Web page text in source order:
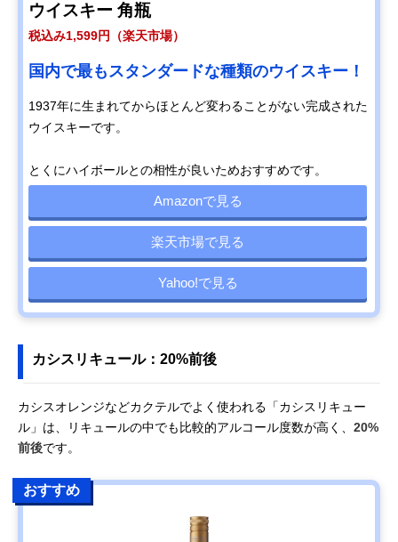
ウイスキー 角瓶
税込み1,599円（楽天市場）
国内で最もスタンダードな種類のウイスキー！
1937年に生まれてからほとんど変わることがない完成された
ウイスキーです。
とくにハイボールとの相性が良いためおすすめです。
Amazonで見る
楽天市場で見る
Yahoo!で見る
カシスリキュール：20%前後
カシスオレンジなどカクテルでよく使われる「カシスリキュー
ル」は、リキュールの中でも比較的アルコール度数が高く、 20%
前後です。
おすすめ